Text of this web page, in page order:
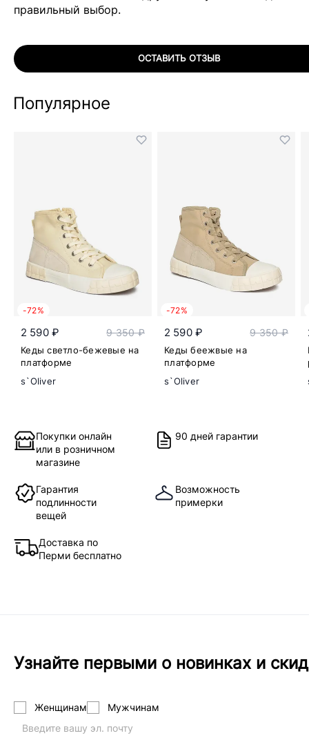
правильный выбор.
ОСТАВИТЬ ОТЗЫВ
Популярное
-72%
2 590 ₽ 9 350 ₽
Кеды светло-бежевые на
платформе
s`Oliver
-72%
2 590 ₽ 9 350 ₽
Кеды беежвые на
платформе
s`Oliver
Покупки онлайн
или в розничном
магазине
90 дней гарантии
Гарантия
подлинности
вещей
Возможность
примерки
Доставка по
Перми бесплатно
Узнайте первыми о новинках и
Женщинам Мужчинам